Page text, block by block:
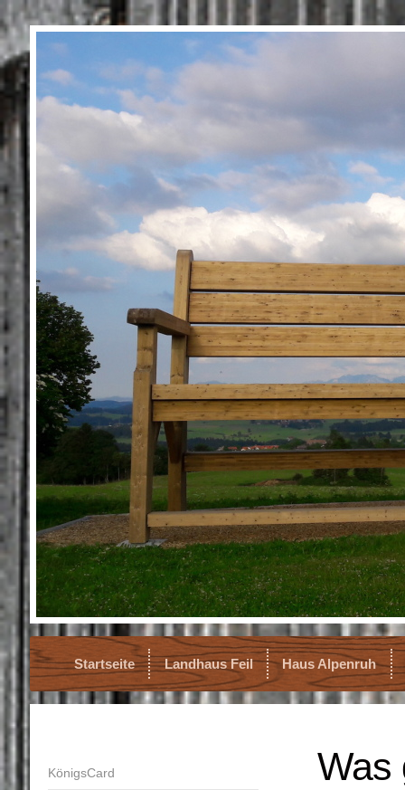
Startseite Landhaus Feil Haus Alpenruh
Was
KönigsCard